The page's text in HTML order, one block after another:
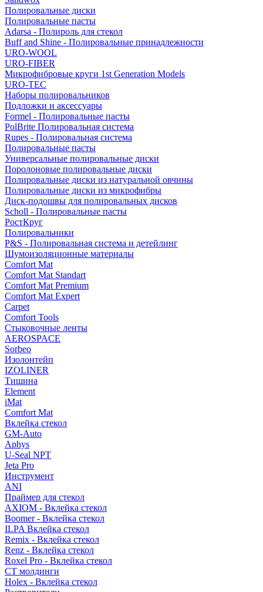
Полировальные диски
Полировальные пасты
Adarsa - Полироль для стекол
Buff and Shine - Полировальные принадлежности
URO-WOOL
URO-FIBER
Микрофибровые круги 1st Generation Models
URO-TEC
Наборы полировальников
Подложки и аксессуары
Formel - Полировальные пасты
PolBrite Полировальная система
Rupes - Полировальная система
Полировальные пасты
Универсальные полировальные диски
Поролоновые полировальные диски
Полировальные диски из натуральной овчины
Полировальные диски из микрофибры
Диск-подошвы для полировальных дисков
Scholl - Полировальные пасты
РостКруг
Полировальники
P&S - Полировальная система и детейлинг
Шумоизоляционные материалы
Comfort Mat
Comfort Mat Standart
Comfort Mat Premium
Comfort Mat Expert
Carpet
Comfort Tools
Стыковочные ленты
AEROSPACE
Sorbeo
Изолонтейп
IZOLINER
Тишина
Element
iMat
Comfort Mat
Вклейка стекол
GM-Auto
Aphys
U-Seal NPT
Jeta Pro
Инструмент
ANI
Праймер для стекол
AXIOM - Вклейка стекол
Boomer - Вклейка стекол
ILPA Вклейка стекол
Remix - Вклейка стекол
Renz - Вклейка стекол
Roxel Pro - Вклейка стекол
СТ молдинги
Holex - Вклейка стекол